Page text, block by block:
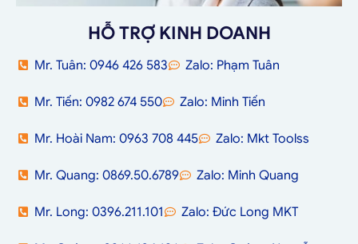
HỖ TRỢ KINH DOANH
Mr. Tuân: 0946 426 583 Zalo: Phạm Tuân
Mr. Tiến: 0982 674 550 Zalo: Minh Tiến
Mr. Hoài Nam: 0963 708 445 Zalo: Mkt Toolss
Mr. Quang: 0869.50.6789 Zalo: Minh Quang
Mr. Long: 0396.211.101 Zalo: Đức Long MKT